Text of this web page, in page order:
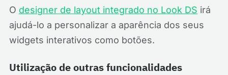
O designer de layout integrado no Look DS irá
ajudá-lo a personalizar a aparência dos seus
widgets interativos como botões.
Utilização de outras funcionalidades